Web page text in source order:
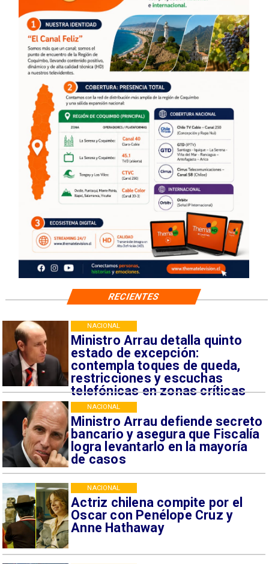
Ministro Arrau detalla quinto
estado de excepción:
contempla toques de queda,
restricciones y escuchas
telefónicas en zonas críticas
NACIONAL
Ministro Arrau defiende secreto
bancario y asegura que Fiscalía
logra levantarlo en la mayoría
de casos
NACIONAL
Actriz chilena compite por el
Oscar con Penélope Cruz y
Anne Hathaway
NACIONAL
RECIENTES